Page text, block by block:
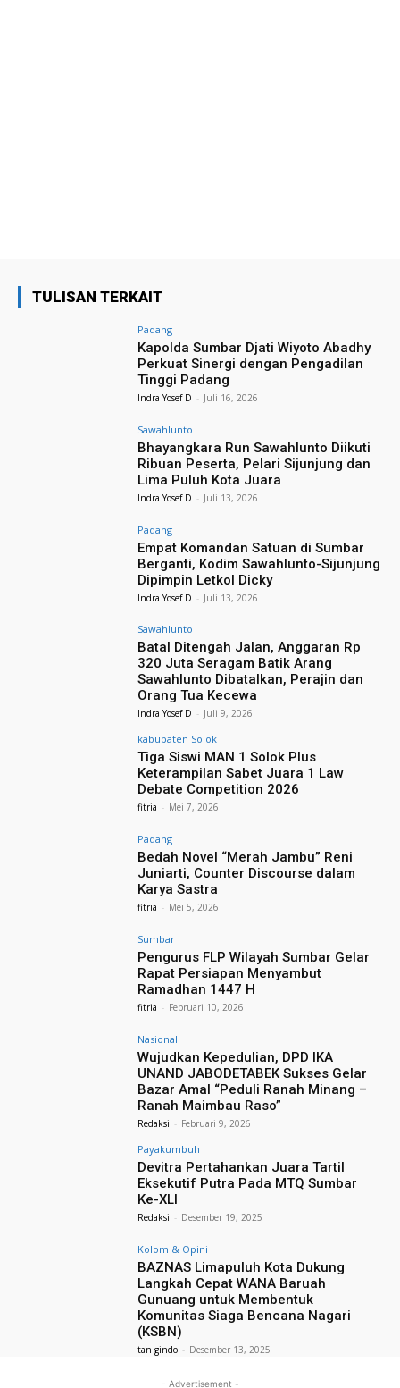
TULISAN TERKAIT
Padang
Kapolda Sumbar Djati Wiyoto Abadhy
Perkuat Sinergi dengan Pengadilan
Tinggi Padang
Indra Yosef D - Juli 16, 2026
Sawahlunto
Bhayangkara Run Sawahlunto Diikuti
Ribuan Peserta, Pelari Sijunjung dan
Lima Puluh Kota Juara
Indra Yosef D - Juli 13, 2026
Padang
Empat Komandan Satuan di Sumbar
Berganti, Kodim Sawahlunto-Sijunjung
Dipimpin Letkol Dicky
Indra Yosef D - Juli 13, 2026
Sawahlunto
Batal Ditengah Jalan, Anggaran Rp
320 Juta Seragam Batik Arang
Sawahlunto Dibatalkan, Perajin dan
Orang Tua Kecewa
Indra Yosef D - Juli 9, 2026
kabupaten Solok
Tiga Siswi MAN 1 Solok Plus
Keterampilan Sabet Juara 1 Law
Debate Competition 2026
fitria - Mei 7, 2026
Padang
Bedah Novel “Merah Jambu” Reni
Juniarti, Counter Discourse dalam
Karya Sastra
fitria - Mei 5, 2026
Sumbar
Pengurus FLP Wilayah Sumbar Gelar
Rapat Persiapan Menyambut
Ramadhan 1447 H
fitria - Februari 10, 2026
Nasional
Wujudkan Kepedulian, DPD IKA
UNAND JABODETABEK Sukses Gelar
Bazar Amal “Peduli Ranah Minang –
Ranah Maimbau Raso”
Redaksi - Februari 9, 2026
Payakumbuh
Devitra Pertahankan Juara Tartil
Eksekutif Putra Pada MTQ Sumbar
Ke-XLI
Redaksi - Desember 19, 2025
Kolom & Opini
BAZNAS Limapuluh Kota Dukung
Langkah Cepat WANA Baruah
Gunuang untuk Membentuk
Komunitas Siaga Bencana Nagari
(KSBN)
tan gindo - Desember 13, 2025
- Advertisement -